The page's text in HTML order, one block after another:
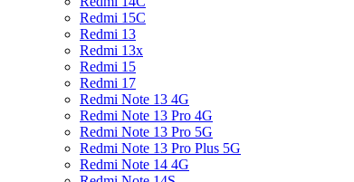
Redmi 15C
Redmi 13
Redmi 13x
Redmi 15
Redmi 17
Redmi Note 13 4G
Redmi Note 13 Pro 4G
Redmi Note 13 Pro 5G
Redmi Note 13 Pro Plus 5G
Redmi Note 14 4G